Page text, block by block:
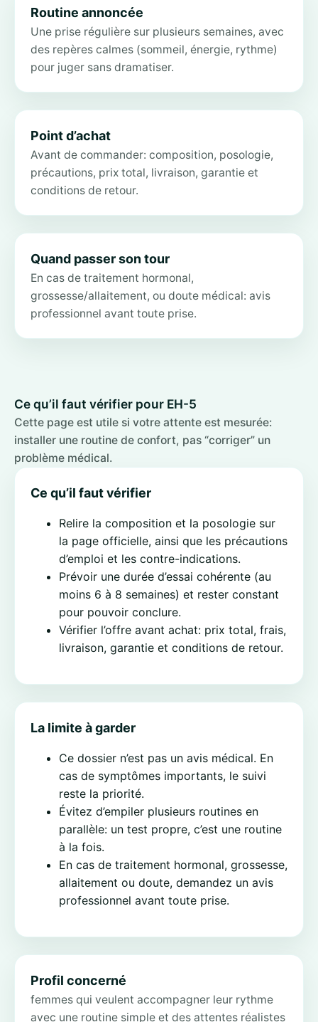
Routine annoncée
Une prise régulière sur plusieurs semaines, avec
des repères calmes (sommeil, énergie, rythme)
pour juger sans dramatiser.
Point d’achat
Avant de commander: composition, posologie,
précautions, prix total, livraison, garantie et
conditions de retour.
Quand passer son tour
En cas de traitement hormonal,
grossesse/allaitement, ou doute médical: avis
professionnel avant toute prise.
Ce qu’il faut vérifier pour EH-5
Cette page est utile si votre attente est mesurée:
installer une routine de confort, pas “corriger” un
problème médical.
Ce qu’il faut vérifier
Relire la composition et la posologie sur
la page officielle, ainsi que les précautions
d’emploi et les contre-indications.
Prévoir une durée d’essai cohérente (au
moins 6 à 8 semaines) et rester constant
pour pouvoir conclure.
Vérifier l’offre avant achat: prix total, frais,
livraison, garantie et conditions de retour.
La limite à garder
Ce dossier n’est pas un avis médical. En
cas de symptômes importants, le suivi
reste la priorité.
Évitez d’empiler plusieurs routines en
parallèle: un test propre, c’est une routine
à la fois.
En cas de traitement hormonal, grossesse,
allaitement ou doute, demandez un avis
professionnel avant toute prise.
Profil concerné
femmes qui veulent accompagner leur rythme
avec une routine simple et des attentes réalistes